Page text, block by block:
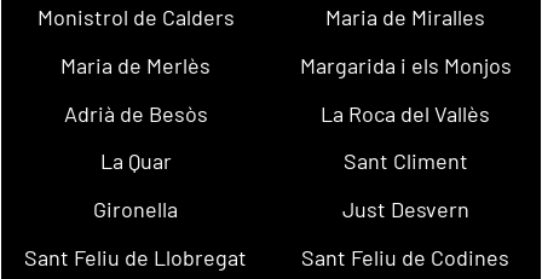
Monistrol de Calders
Maria de Miralles
Maria de Merlès
Margarida i els Monjos
Adrià de Besòs
La Roca del Vallès
La Quar
Sant Climent
Gironella
Just Desvern
Sant Feliu de Llobregat
Sant Feliu de Codines